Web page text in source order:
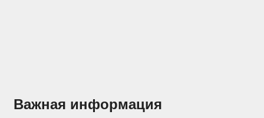
Важная информация